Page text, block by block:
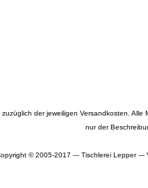
der jeweiligen Versandkosten.
nur der
© 2005-2017 --- Tischlerei Lepper